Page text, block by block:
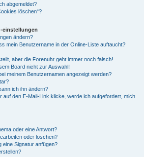
abgemeldet?
löschen“?
einstellungen
ändern?
mein Benutzername in der Online-Liste auftaucht?
aber die Forenuhr geht immer noch falsch!
Board nicht zur Auswahl!
meinem Benutzernamen angezeigt werden?
ich ihn ändern?
auf den E-Mail-Link klicke, werde ich aufgefordert, mich
oder eine Antwort?
oder löschen?
eine Signatur anfügen?